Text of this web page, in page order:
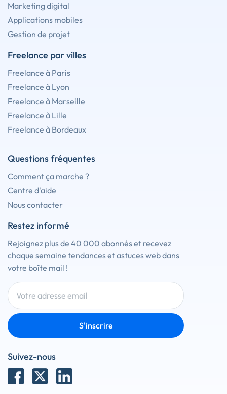
Marketing digital
Applications mobiles
Gestion de projet
Freelance par villes
Freelance à Paris
Freelance à Lyon
Freelance à Marseille
Freelance à Lille
Freelance à Bordeaux
Questions fréquentes
Comment ça marche ?
Centre d'aide
Nous contacter
Restez informé
Rejoignez plus de 40 000 abonnés et recevez
chaque semaine tendances et astuces web dans
votre boîte mail !
S'inscrire
Suivez-nous